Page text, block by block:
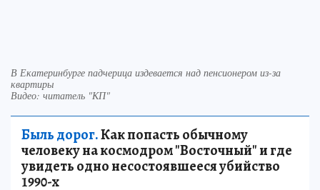
В Екатеринбурге падчерица издевается над пенсионером из-за
квартиры
Видео: читатель "КП"
Быль дорог.Как попасть обычному
человеку на космодром "Восточный" и где
увидеть одно несостоявшееся убийство
1990-х